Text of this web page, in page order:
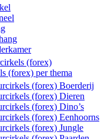
(forex)
(forex) per thema
(forex) Boerderij
(forex) Dieren
(forex) Dino’s
(forex) Eenhoorns
(forex) Jungle